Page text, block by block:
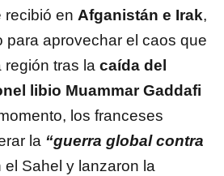
recibió en Afganistán e Irak,
para aprovechar el caos que
tras la caída del
libio Muammar Gaddafi
los franceses
la “guerra global contra
el Sahel y lanzaron la